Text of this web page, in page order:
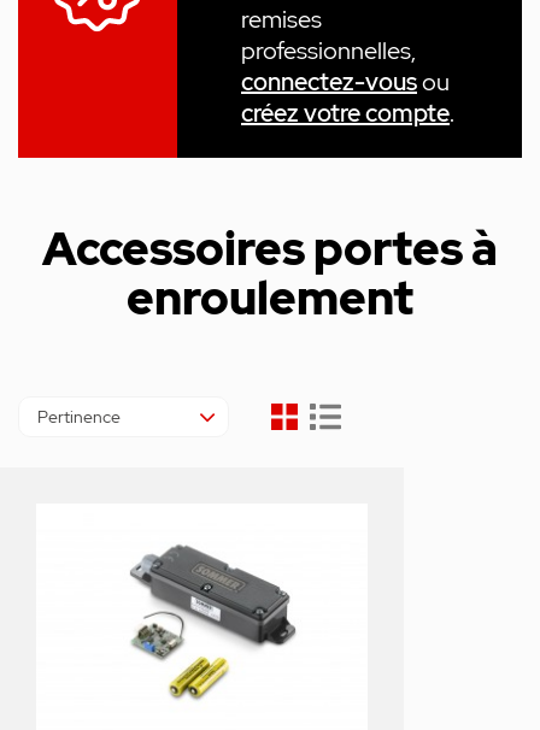
Accessoires portes à
enroulement
remises
professionnelles,
connectez-vousou
créez votre compte.
Pertinence